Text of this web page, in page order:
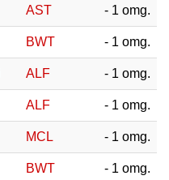
AST - 1 omg.
BWT - 1 omg.
ALF - 1 omg.
ALF - 1 omg.
MCL - 1 omg.
BWT - 1 omg.